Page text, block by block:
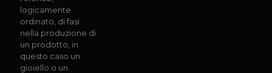
logicamente
ordinato, di fasi
nella produzione di
un prodotto, in
questo caso un
gioiello o un